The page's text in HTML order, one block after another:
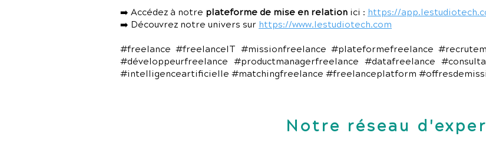
➡️ Accédez à notre plateforme de mise en relation ici : https://
➡️ Découvrez notre univers sur https://www.lestudiotech.com
#freelance #freelanceIT #missionfreelance #plateformefreelance
#développeurfreelance #productmanagerfreelance #datafreelance
#intelligenceartificielle #matchingfreelance #freelanceplatform
Notre réseau